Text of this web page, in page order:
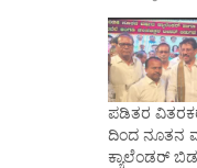
ಪಡಿತರ
ದಿಂದ ನೂತನ
ಕ್ಯಾಲೆಂಡರ್